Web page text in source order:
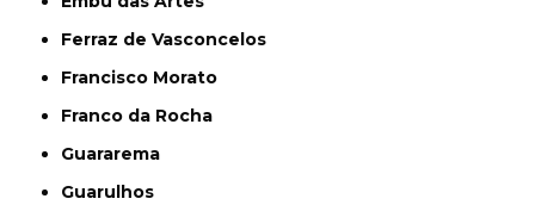
Ferraz de Vasconcelos
Francisco Morato
Franco da Rocha
Guararema
Guarulhos